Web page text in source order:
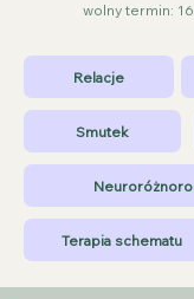
wolny termin:
Relacje
Smutek
Terapia schematu